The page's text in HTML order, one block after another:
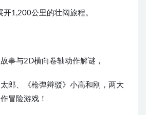
1,200公里的壮阔旅程。
事与2D横向卷轴动作解谜，
太郎、《枪弹辩驳》小高和刚，两大
冒险游戏！